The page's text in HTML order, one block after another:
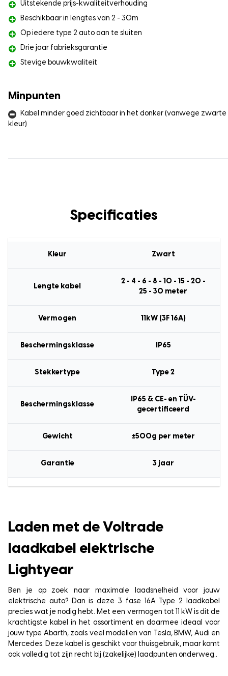
Uitstekende prijs-kwaliteitverhouding
Beschikbaar in lengtes van 2 - 30m
Op iedere type 2 auto aan te sluiten
Drie jaar fabrieksgarantie
Stevige bouwkwaliteit
Minpunten
Kabel minder goed zichtbaar in het donker (vanwege zwarte
kleur)
Specificaties
Kleur Zwart
Lengte kabel
2 - 4 - 6 - 8 - 10 - 15 - 20 -
25 - 30 meter
Vermogen 11kW (3F 16A)
Beschermingsklasse IP65
Stekkertype Type 2
Beschermingsklasse
IP65 & CE- en TÜV-
gecertificeerd
Gewicht ±500g per meter
Garantie 3 jaar
Laden met de Voltrade
laadkabel elektrische
Lightyear
Ben je op zoek naar maximale laadsnelheid voor jouw
elektrische auto? Dan is deze 3 fase 16A Type 2 laadkabel
precies wat je nodig hebt. Met een vermogen tot 11 kW is dit de
krachtigste kabel in het assortiment en daarmee ideaal voor
jouw type Abarth, zoals veel modellen van Tesla, BMW, Audi en
Mercedes. Deze kabel is geschikt voor thuisgebruik, maar komt
ook volledig tot zijn recht bij (zakelijke) laadpunten onderweg..